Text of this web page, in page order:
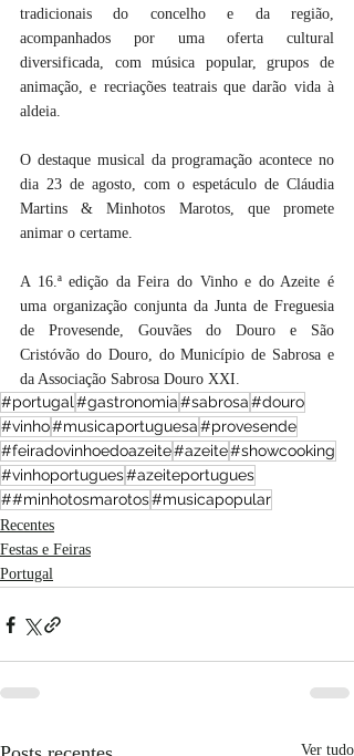
tradicionais do concelho e da região,
acompanhados por uma oferta cultural
diversificada, com música popular, grupos de
animação, e recriações teatrais que darão vida à
aldeia.
O destaque musical da programação acontece no
dia 23 de agosto, com o espetáculo de Cláudia
Martins & Minhotos Marotos, que promete
animar o certame.
A 16.ª edição da Feira do Vinho e do Azeite é
uma organização conjunta da Junta de Freguesia
de Provesende, Gouvães do Douro e São
Cristóvão do Douro, do Município de Sabrosa e
da Associação Sabrosa Douro XXI.
#portugal#gastronomia#sabrosa#douro
#vinho#musicaportuguesa#provesende
#feiradovinhoedoazeite#azeite#showcooking
#vinhoportugues#azeiteportugues
##minhotosmarotos#musicapopular
Recentes
Festas e Feiras
Portugal
Ver tudo